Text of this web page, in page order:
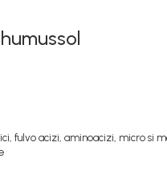
fulvo acizi, aminoacizi, micro